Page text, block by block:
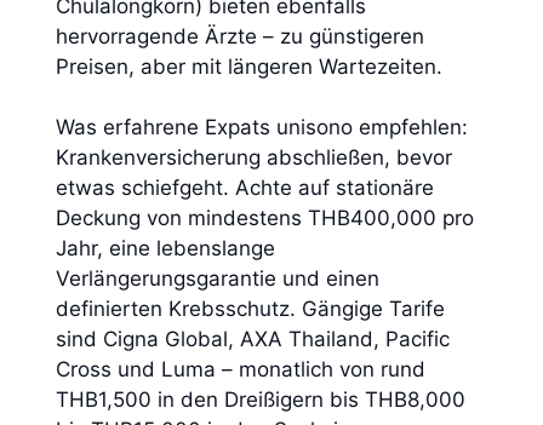
Chulalongkorn) bieten ebenfalls
hervorragende Ärzte – zu günstigeren
Preisen, aber mit längeren Wartezeiten.
Was erfahrene Expats unisono empfehlen:
Krankenversicherung abschließen, bevor
etwas schiefgeht. Achte auf stationäre
Deckung von mindestens THB400,000 pro
Jahr, eine lebenslange
Verlängerungsgarantie und einen
definierten Krebsschutz. Gängige Tarife
sind Cigna Global, AXA Thailand, Pacific
Cross und Luma – monatlich von rund
THB1,500 in den Dreißigern bis THB8,000